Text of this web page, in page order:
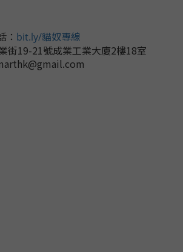
： bit.ly/貓奴專線
街19-21號成業工業大廈2樓18室